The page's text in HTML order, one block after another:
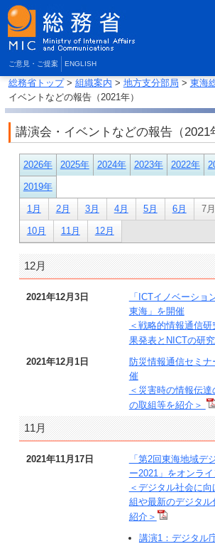
ご意見・ご提案 ENGLISH
総務省トップ> 組織案内 > 地方支分部局 > 東海
イベントなどの報告（2021年）
講演会・イベントなどの報告（2021
2026年 2025年 2024年 2023年 2022年
2019年
1月 2月 3月 4月 5月 6月 7月
10月 11月 12月
12月
2021年12月3日
「ICTイノベーショ
東海」を開催
＜戦略的情報通信
果発表とNICTの研
2021年12月1日
防災情報通信セミ
催
＜災害時の情報伝
の取組等を紹介＞
11月
2021年11月17日
「第2回東海地域デ
ー2021」をオンラ
＜デジタル社会に
組や最新のデジタ
紹介＞
講演1：デジタル